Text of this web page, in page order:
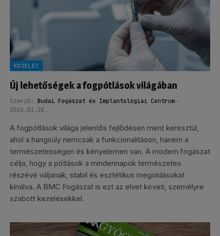
KÖZÉLET
Új lehetőségek a fogpótlások világában
Szerző: Budai Fogászat és Implantológiai Centrum
2026.01.20.
A fogpótlások világa jelentős fejlődésen ment keresztül,
ahol a hangsúly nemcsak a funkcionalitáson, hanem a
természetességen és kényelemen van. A modern fogászat
célja, hogy a pótlások a mindennapok természetes
részévé váljanak, stabil és esztétikus megoldásokat
kínálva. A BMC Fogászat is ezt az elvet követi, személyre
szabott kezelésekkel.